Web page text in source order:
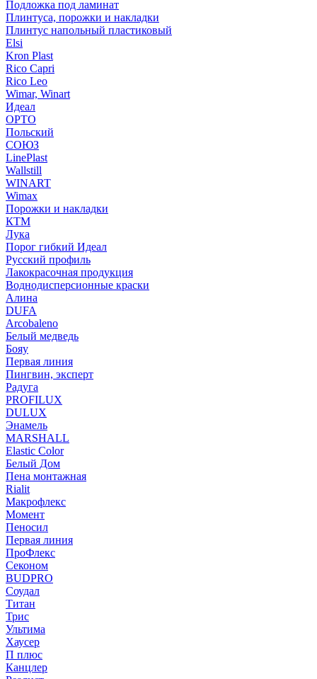
Подложка под ламинат
Плинтуса, порожки и накладки
Плинтус напольный пластиковый
Elsi
Kron Plast
Rico Capri
Rico Leo
Wimar, Winart
Идеал
ОРТО
Польский
СОЮЗ
LinePlast
Wallstill
WINART
Wimax
Порожки и накладки
КТМ
Лука
Порог гибкий Идеал
Русский профиль
Лакокрасочная продукция
Воднодисперсионные краски
Алина
DUFA
Arcobaleno
Белый медведь
Бояу
Первая линия
Пингвин, эксперт
Радуга
PROFILUX
DULUX
Энамель
MARSHALL
Elastic Color
Белый Дом
Пена монтажная
Rialit
Макрофлекс
Момент
Пеносил
Первая линия
ПроФлекс
Секоном
BUDPRO
Соудал
Титан
Трис
Ультима
Хаусер
П плюс
Канцлер